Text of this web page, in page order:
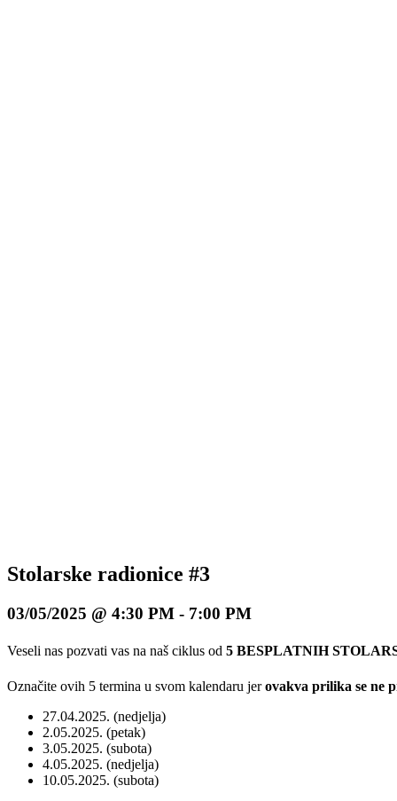
Stolarske radionice #3
03/05/2025 @ 4:30 PM - 7:00 PM
Veseli nas pozvati vas na naš ciklus od 5 BESPLATNIH
Označite ovih 5 termina u svom kalendaru jerovakva prilika se ne
27.04.2025. (nedjelja)
2.05.2025. (petak)
3.05.2025. (subota)
4.05.2025. (nedjelja)
10.05.2025. (subota)